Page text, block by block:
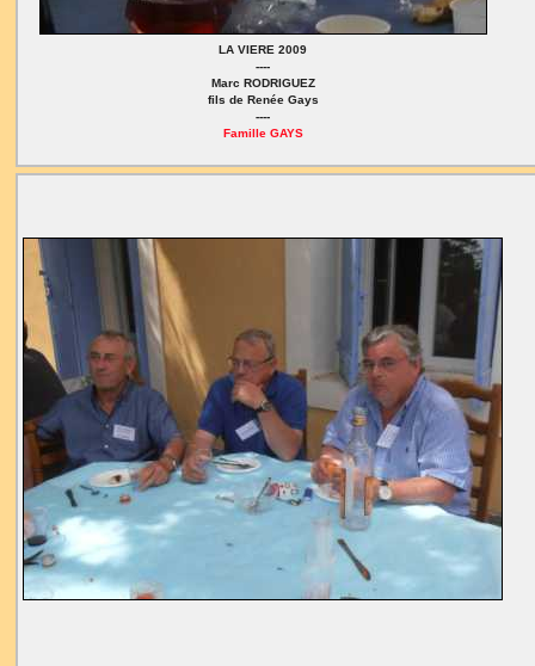
LA VIERE 2009
----
Marc RODRIGUEZ
fils de Renée Gays
----
Famille GAYS